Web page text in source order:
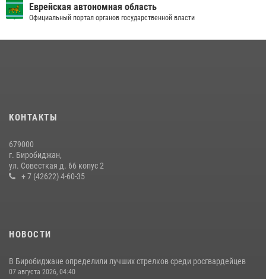
23 июля 2026, 00:16 2
15 июля 2026, 07:12
Первых основам самообороны
13 июля 2026, 02:04 3
Еврейская автономная область
Официальный портал органов государственной власти
КОНТАКТЫ
679000
г. Биробиджан,
ул. Совесткая д. 66 копус 2
+ 7 (42622) 4-60-35
НОВОСТИ
В Биробиджане определили лучших стрелков среди росгвардейцев
07 августа 2026, 04:40